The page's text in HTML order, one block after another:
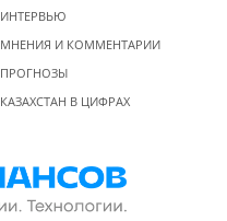
ИНТЕРВЬЮ
МНЕНИЯ И КОММЕНТАРИИ
ПРОГНОЗЫ
КАЗАХСТАН В ЦИФРАХ